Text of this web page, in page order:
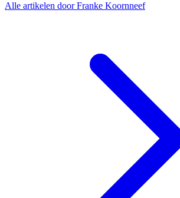
Alle artikelen door Franke Koornneef